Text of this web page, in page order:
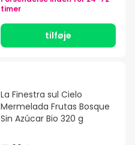
timer
tilføje
La Finestra sul Cielo
Mermelada Frutas Bosque
Sin Azúcar Bio 320 g